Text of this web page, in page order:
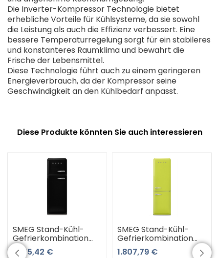
Die Inverter-Kompressor Technologie bietet
erhebliche Vorteile für Kühlsysteme, da sie sowohl
die Leistung als auch die Effizienz verbessert. Eine
bessere Temperaturregelung sorgt für ein stabileres
und konstanteres Raumklima und bewahrt die
Frische der Lebensmittel.
Diese Technologie führt auch zu einem geringeren
Energieverbrauch, da der Kompressor seine
Geschwindigkeit an den Kühlbedarf anpasst.
Diese Produkte könnten Sie auch interessieren
SMEG Stand-Kühl-
Gefrierkombination
FAB30LBL6
1.555,42 €
SMEG Stand-Kühl-
Gefrierkombination
FAB32RLI6
1.807,79 €